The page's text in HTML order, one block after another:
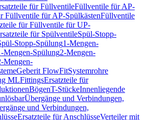
für FüllventileFüllventile für AP-
Füllventile für AP-SpülkästenFüllventile
für Füllventile für UP-
für SpülventileSpül-Stopp-
Stopp-Spülung1-Mengen-
Mengen-Spülung2-Mengen-
Mengen-
Geberit FlowFitSystemrohre
MLFittingsErsatzteile für
BögenT-StückeInnenliegende
Übergänge und Verbindungen,
und Verbindungen,
Ersatzteile für AnschlüsseVerteiler mit